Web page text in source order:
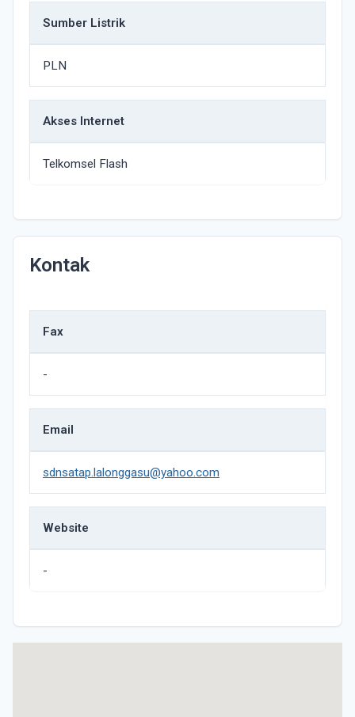
Sumber Listrik
PLN
Akses Internet
Telkomsel Flash
Kontak
Fax
-
Email
sdnsatap.lalonggasu@yahoo.com
Website
-